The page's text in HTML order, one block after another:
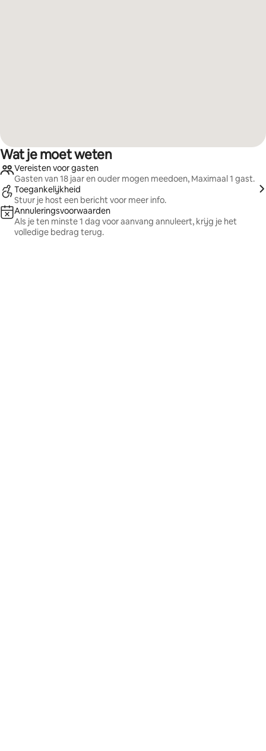
Wat je moet weten
Vereisten voor gasten
Gasten van 18 jaar en ouder mogen meedoen, Maximaal 1 gast.
Toegankelijkheid
Stuur je host een bericht voor meer info.
Annuleringsvoorwaarden
Als je ten minste 1 dag voor aanvang annuleert, krijg je het
volledige bedrag terug.